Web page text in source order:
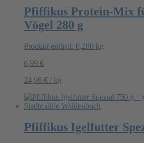
Pfiffikus Protein-Mix
Vögel 280 g
Produkt enthält: 0,280 kg
6,99 €
24,96 € / kg
Pfiffikus Igelfutter